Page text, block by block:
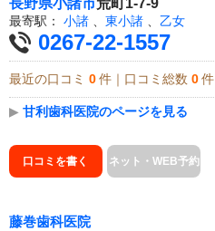
最寄駅： 小諸 東小諸 乙女
0267-22-1557
最近の口コミ 0 件｜口コミ総数 0 件
▶ 甘利歯科医院のページを見る
口コミを書く ネット・WEB予約
藤巻歯科医院